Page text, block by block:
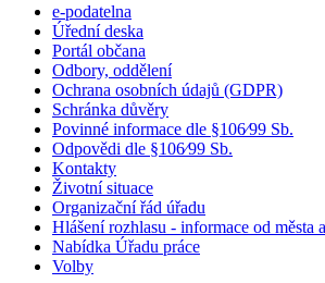
e-podatelna
Úřední deska
Portál občana
Odbory, oddělení
Ochrana osobních údajů (GDPR)
Schránka důvěry
Povinné informace dle §106⁄99 Sb.
Odpovědi dle §106⁄99 Sb.
Kontakty
Životní situace
Organizační řád úřadu
Hlášení rozhlasu - informace od města
Nabídka Úřadu práce
Volby